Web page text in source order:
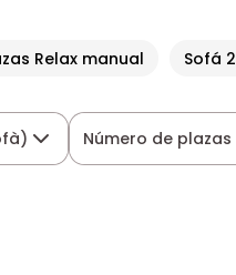
Relax manual Sofá
Número de plazas